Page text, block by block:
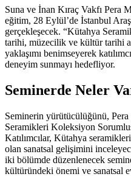
Suna ve İnan Kıraç Vakfı Pera
eğitim, 28 Eylül’de İstanbul
gerçekleşecek. “Kütahya
tarihi, müzecilik ve kültür tarihi
yaklaşımı benimseyerek
deneyim sunmayı hedefliyor.
Seminerde Neler
Seminerin yürütücülüğünü,
Seramikleri Koleksiyon
Katılımcılar, Kütahya
olan sanatsal gelişimini
iki bölümde düzenlenecek
kültüründeki önemi ve sanatsal